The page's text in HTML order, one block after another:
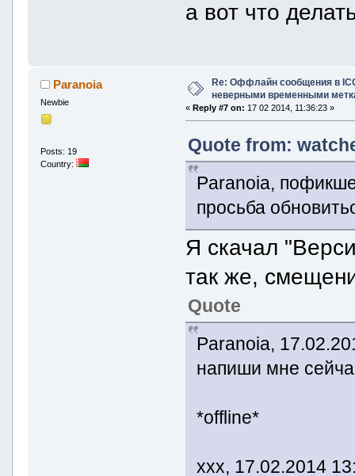
а вот что
Paranoia
Newbie
Posts: 19
Country:
Re: Оффлайн сообщения в
неверными временными
« Reply #7 on: 17 02 2014, 11:36:23 »
Quote from:
Paranoia,
просьба
Я скачал
так же,
Quote
Paranoia,
напиши мне
*offline*
xxx, 17.02.2014